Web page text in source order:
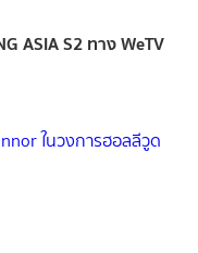
ASIA S2 ทาง WeTV